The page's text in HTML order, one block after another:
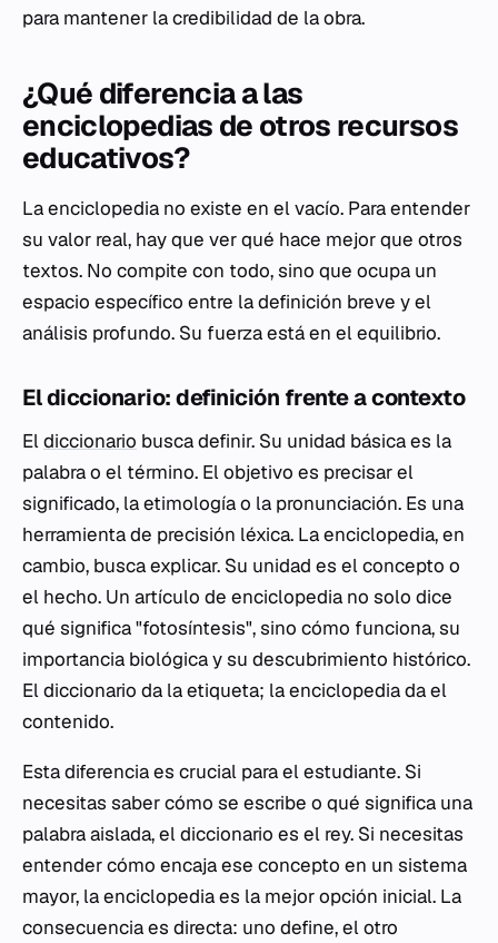
para mantener la credibilidad de la obra.
¿Qué diferencia a las
enciclopedias de otros recursos
educativos?
La enciclopedia no existe en el vacío. Para entender
su valor real, hay que ver qué hace mejor que otros
textos. No compite con todo, sino que ocupa un
espacio específico entre la definición breve y el
análisis profundo. Su fuerza está en el equilibrio.
El diccionario: definición frente a contexto
Eldiccionario busca definir. Su unidad básica es la
palabra o el término. El objetivo es precisar el
significado, la etimología o la pronunciación. Es una
herramienta de precisión léxica. La enciclopedia, en
cambio, busca explicar. Su unidad es el concepto o
el hecho. Un artículo de enciclopedia no solo dice
qué significa "fotosíntesis", sino cómo funciona, su
importancia biológica y su descubrimiento histórico.
El diccionario da la etiqueta; la enciclopedia da el
contenido.
Esta diferencia es crucial para el estudiante. Si
necesitas saber cómo se escribe o qué significa una
palabra aislada, el diccionario es el rey. Si necesitas
entender cómo encaja ese concepto en un sistema
mayor, la enciclopedia es la mejor opción inicial. La
consecuencia es directa: uno define, el otro